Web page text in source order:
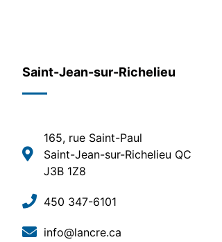
Saint-Jean-sur-Richelieu
165, rue Saint-Paul
Saint-Jean-sur-Richelieu QC
J3B 1Z8
450 347-6101
info@lancre.ca